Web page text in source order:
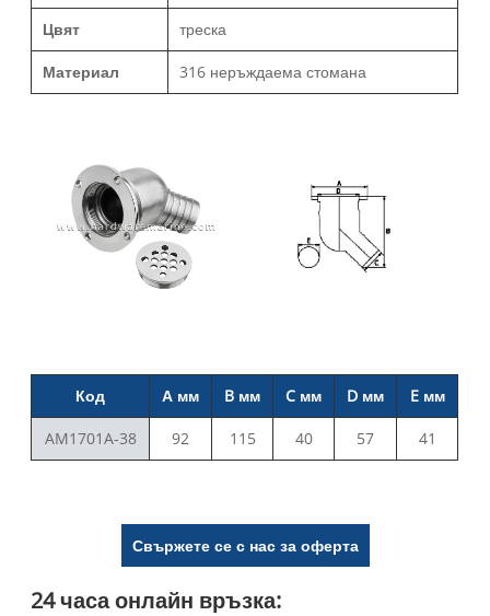
Цвят треска
Материал 316 неръждаема стомана
Код А мм B мм C мм D мм E мм
AM1701A-38 92 115 40 57 41
Свържете се с нас за оферта
24 часа онлайн връзка: